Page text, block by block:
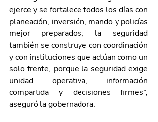
ejerce y se fortalece todos los días con
planeación, inversión, mando y policías
mejor preparados; la seguridad
también se construye con coordinación
y con instituciones que actúan como un
solo frente, porque la seguridad exige
unidad operativa, información
compartida y decisiones firmes”,
aseguró la gobernadora.